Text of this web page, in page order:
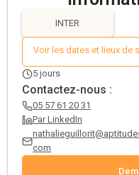
les bases nécessaires pour
exploitables. Idéal pour
s’adresse aux futurs
professionnels souhaitant
INTER
Voir les dates et lieux de
5 jours
Contactez-nous :
05 57 61 20 31
Par LinkedIn
com